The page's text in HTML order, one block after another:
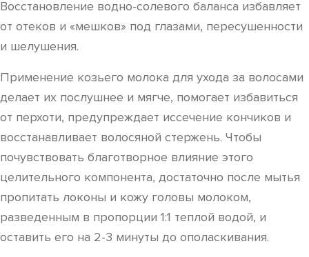
Восстановление водно-солевого баланса избавляет
от отеков и «мешков» под глазами, пересушенности
и шелушения.
Применение козьего молока для ухода за волосами
делает их послушнее и мягче, помогает избавиться
от перхоти, предупреждает иссечение кончиков и
восстанавливает волосяной стержень. Чтобы
почувствовать благотворное влияние этого
целительного компонента, достаточно после мытья
пропитать локоны и кожу головы молоком,
разведенным в пропорции 1:1 теплой водой, и
оставить его на 2-3 минуты до ополаскивания.